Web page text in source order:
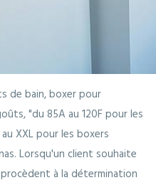
de bain, boxer pour
"du 85A au 120F pour les
XXL pour les boxers
Lorsqu'un client souhaite
à la détermination